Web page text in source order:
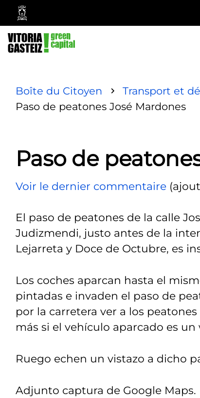
Mairie
de
Vitoria-
Gasteiz
Boîte du Citoyen Transport et
Paso de peatones José Mardones
Paso de
Voir le dernier commentaire
El paso de peatones de la calle
Judizmendi, justo antes de la
Lejarreta y Doce de Octubre, es
Los coches aparcan hasta el
pintadas e invaden el paso de
por la carretera ver a los
más si el vehículo aparcado es
Ruego echen un vistazo a dicho
Adjunto captura de Google Maps.